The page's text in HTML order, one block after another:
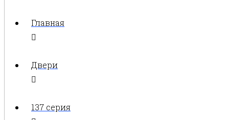
Главная
Двери
137 серия